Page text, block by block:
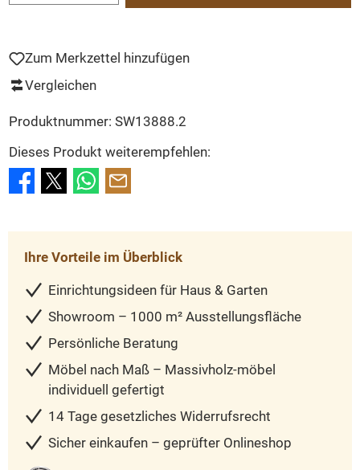
Zum Merkzettel hinzufügen
Vergleichen
Produktnummer: SW13888.2
Dieses Produkt weiterempfehlen:
Ihre Vorteile im Überblick
Einrichtungsideen für Haus & Garten
Showroom – 1000 m² Ausstellungsfläche
Persönliche Beratung
Möbel nach Maß – Massivholz-möbel
individuell gefertigt
14 Tage gesetzliches Widerrufsrecht
Sicher einkaufen – geprüfter Onlineshop